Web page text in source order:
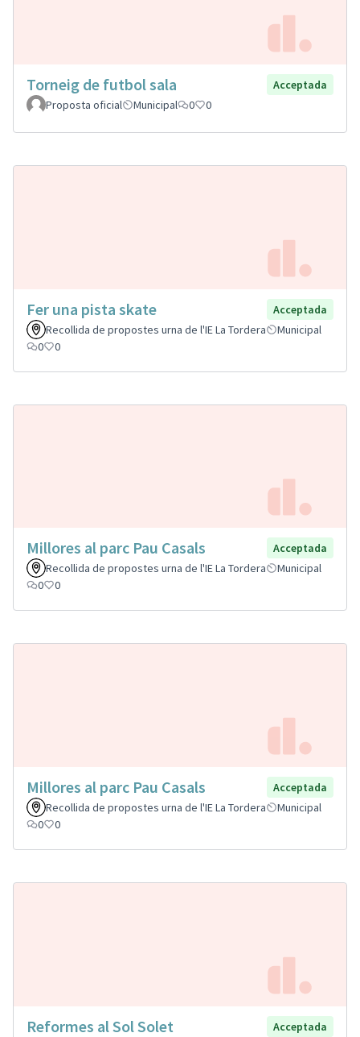
Torneig de futbol sala
Acceptada
Proposta oficial
Municipal 0 0
Fer una pista skate
Acceptada
Recollida de propostes urna de l'IE La Tordera
Municipal
0
0
Millores al parc Pau Casals
Acceptada
Recollida de propostes urna de l'IE La Tordera
Municipal
0
0
Millores al parc Pau Casals
Acceptada
Recollida de propostes urna de l'IE La Tordera
Municipal
0
0
Reformes al Sol Solet
Acceptada